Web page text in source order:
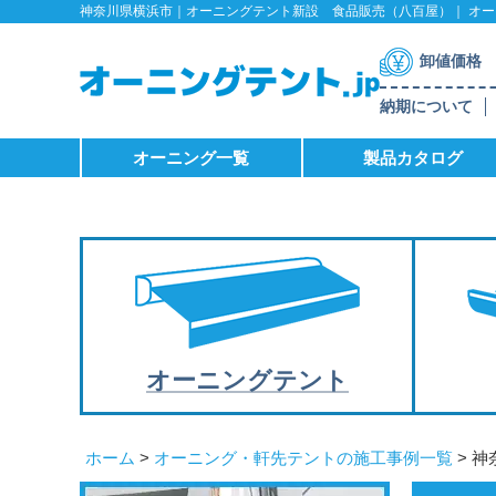
神奈川県横浜市｜オーニングテント新設 食品販売（八百屋）｜ オ
卸値価格
納期について
オーニング一覧 製品カタログ
オーニングテント
ホーム > オーニング・軒先テントの施工事例一覧 > 神